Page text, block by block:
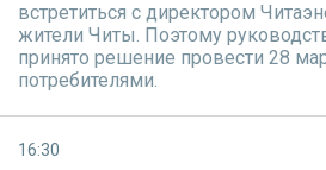
встретиться с директором
жители Читы. Поэтому
принято решение провести 28
потребителями.
16:30